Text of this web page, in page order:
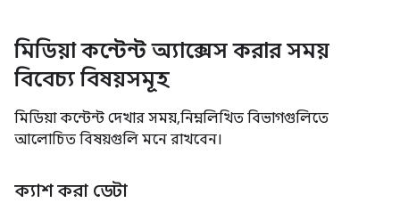
মিডিয়া কন্টেন্ট অ্যাক্সেস করার সময়
বিবেচ্য বিষয়সমূহ
মিডিয়া কন্টেন্ট দেখার সময়, নিম্নলিখিত বিভাগগুলিতে
আলোচিত বিষয়গুলি মনে রাখবেন।
ক্যাশ করা ডেটা